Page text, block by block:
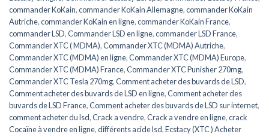
commander KoKain,commander KoKain Allemagne,commander KoKain
Autriche,commander KoKain en ligne,commander KoKain France,
commander LSD,Commander LSD en ligne,commander LSD France,
Commander XTC ( MDMA),Commander XTC (MDMA) Autriche,
Commander XTC (MDMA) en ligne,Commander XTC (MDMA) Europe,
Commander XTC (MDMA) France,Commander XTC Punisher 270mg,
Commander XTC Tesla 270mg,Comment acheter des buvards de LSD,
Comment acheter des buvards de LSD en ligne,Comment acheter des
buvards de LSD France,Comment acheter des buvards de LSD sur internet,
comment acheter du lsd,Crack a vendre,Crack a vendre en ligne,crack
Cocaïne à vendre en ligne,différents acide lsd,Ecstacy (XTC ) Acheter